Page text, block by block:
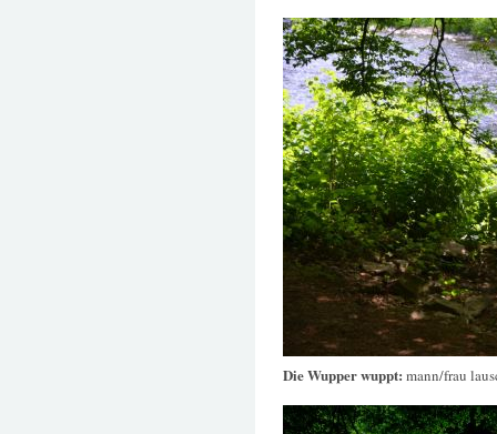
Die Wupper wuppt: mann/frau